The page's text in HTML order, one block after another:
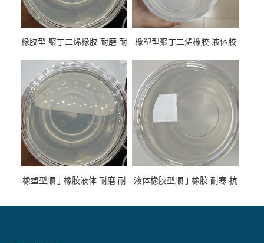
橡胶型 聚丁二烯橡胶 耐磨 耐
性
橡塑型聚丁二烯橡胶 液体胶
专用
橡塑型顺丁橡胶液体 耐磨 耐
液体橡胶型顺丁橡胶 耐寒 抗